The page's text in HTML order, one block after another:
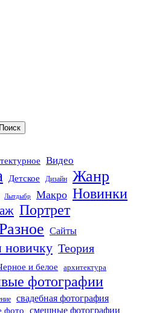
Поиск
Видео
Детское Дизайн Жанр
Лытдыбр Макро Новинки
Портрет
Сайты
новичку Теория
и белое архитектура
фотографии
свадебная фотография
фото смешные фотографии